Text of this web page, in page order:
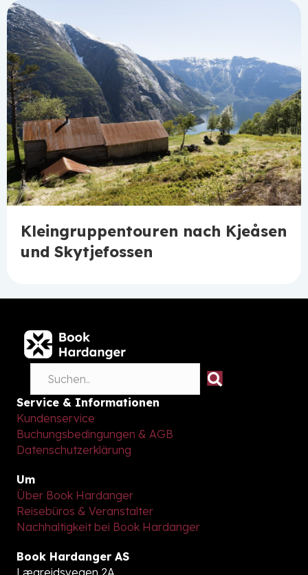
Kleingruppentouren nach Kjeåsen
und Skytjefossen
Service & Informationen
Kundenservice
Buchungsbedingungen & AGB
Datenschutzerklärung
Um
Über Book Hardanger
Reisebüros & Veranstalter
Nachhaltigkeit bei Book Hardanger
Book Hardanger AS
Lægreidsvegen 2A